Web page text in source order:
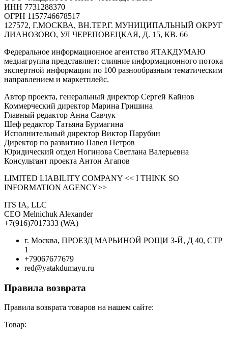
ИНН 7731288370
ОГРН 1157746678517
127572, Г.МОСКВА, ВН.ТЕР.Г. МУНИЦИПАЛЬНЫЙ ОКРУГ
ЛИАНОЗОВО, УЛ ЧЕРЕПОВЕЦКАЯ, Д. 15, КВ. 66
Федеральное информационное агентство ЯТАКДУМАЮ
медиагруппа представляет: слияние информационного потока
экспертной информации по 100 разнообразным тематическим
направлением и маркетплейс.
Автор проекта, генеральный директор Сергей Кайнов
Коммерческий директор Марина Гришина
Главный редактор Анна Савчук
Шеф редактор Татьяна Бурмагина
Исполнительный директор Виктор Парубин
Директор по развитию Павел Петров
Юридический отдел Ногинова Светлана Валерьевна
Консультант проекта Антон Агапов
LIMITED LIABILITY COMPANY << I THINK SO
INFORMATION AGENCY>>
ITS IA, LLC
CEO Melnichuk Alexander
+7(916)7017333 (WA)
г. Москва, ПРОЕЗД МАРЬИНОЙ РОЩИ 3-Й, Д 40, СТР
1
+79067677679
red@yatakdumayu.ru
Правила возврата
Правила возврата товаров на нашем сайте:
Товар: